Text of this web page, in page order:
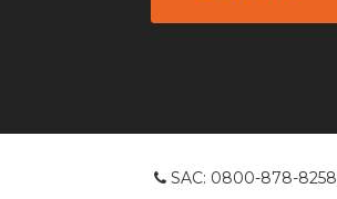
SAC: 0800-878-8258